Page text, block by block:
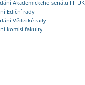
Akademického senátu FF UK
Ediční rady
Vědecké rady
komisí fakulty